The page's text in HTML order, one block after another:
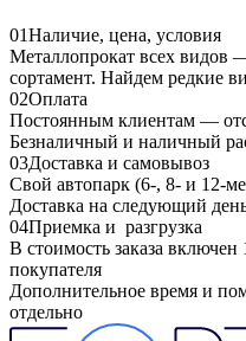
01Наличие, цена, условия
Металлопрокат всех видов
сортамент. Найдем редкие
02Оплата
Постоянным клиентам —
Безналичный и наличный
03Доставка и самовывоз
Свой автопарк (6-, 8- и 12-
Доставка на следующий
04Приемка и разгрузка
В стоимость заказа включен
покупателя
Дополнительное время и
отдельно